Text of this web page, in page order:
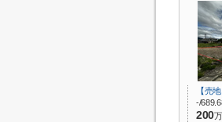
【売
-/
200